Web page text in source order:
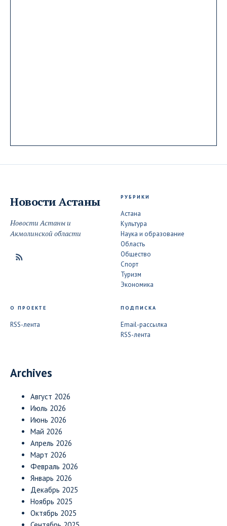
Новости Астаны
Новости Астаны и
Акмолинской области
РУБРИКИ
Астана
Культура
Наука и образование
Область
Общество
Спорт
Туризм
Экономика
О ПРОЕКТЕ
RSS-лента
ПОДПИСКА
Email-рассылка
RSS-лента
Archives
Август 2026
Июль 2026
Июнь 2026
Май 2026
Апрель 2026
Март 2026
Февраль 2026
Январь 2026
Декабрь 2025
Ноябрь 2025
Октябрь 2025